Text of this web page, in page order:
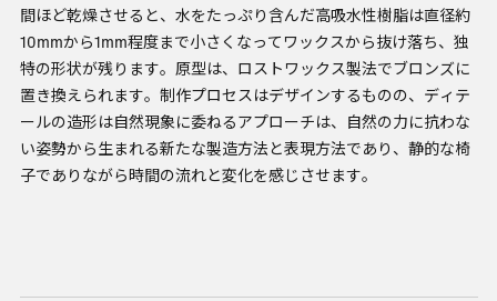
間ほど乾燥させると、水をたっぷり含んだ高吸水性樹脂は直径約
10mmから1mm程度まで小さくなってワックスから抜け落ち、独
特の形状が残ります。原型は、ロストワックス製法でブロンズに
置き換えられます。制作プロセスはデザインするものの、ディテ
ールの造形は自然現象に委ねるアプローチは、自然の力に抗わな
い姿勢から生まれる新たな製造方法と表現方法であり、静的な椅
子でありながら時間の流れと変化を感じさせます。